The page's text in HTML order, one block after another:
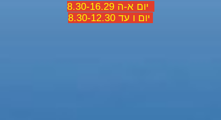
יום א-ה 8.30-16.29
יום ו עד 8.30-12.30